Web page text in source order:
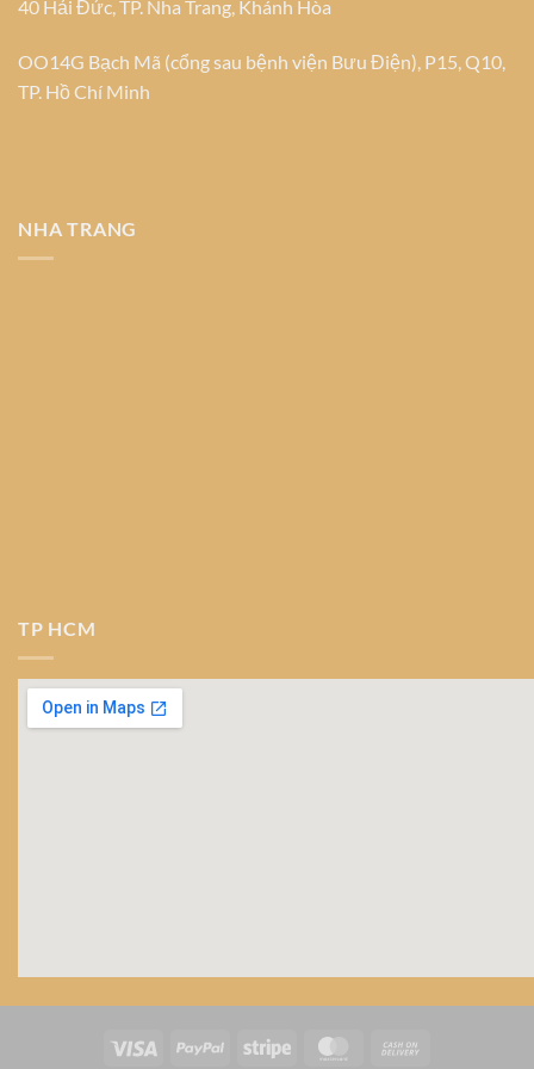
40 Hải Đức, TP. Nha Trang, Khánh Hòa
OO14G Bạch Mã (cổng sau bệnh viện Bưu Điện), P15, Q10,
TP. Hồ Chí Minh
NHA TRANG
TP HCM